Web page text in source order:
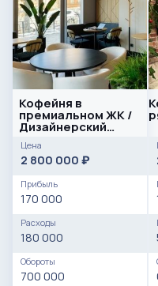
Кофейня в
премиальном ЖК /
Дизайнерский
ремонт от
известного бюро
Цена
2 800 000 ₽
Прибыль
170 000
Расходы
180 000
Обороты
700 000